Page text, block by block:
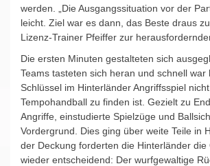
werden. „Die Ausgangssituation vor der
leicht. Ziel war es dann, das Beste draus
Lizenz-Trainer Pfeiffer zur
Die ersten Minuten gestalteten sich
Teams tasteten sich heran und schnell war
Schlüssel im Hinterländer Angriffsspiel
Tempohandball zu finden ist. Gezielt zu
Angriffe, einstudierte Spielzüge und
Vordergrund. Dies ging über weite Teile in
der Deckung forderten die Hinterländer die
wieder entscheidend: Der wurfgewaltige